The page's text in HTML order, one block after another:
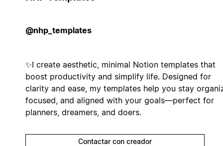
@nhp_templates
✨I create aesthetic, minimal Notion templates that
boost productivity and simplify life. Designed for
clarity and ease, my templates help you stay
focused, and aligned with your goals—perfect for
planners, dreamers, and doers.
Contactar con creador